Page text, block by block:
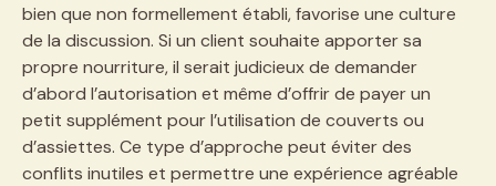
bien que non formellement établi, favorise une culture
de la discussion. Si un client souhaite apporter sa
propre nourriture, il serait judicieux de demander
d’abord l’autorisation et même d’offrir de payer un
petit supplément pour l’utilisation de couverts ou
d’assiettes. Ce type d’approche peut éviter des
conflits inutiles et permettre une expérience agréable